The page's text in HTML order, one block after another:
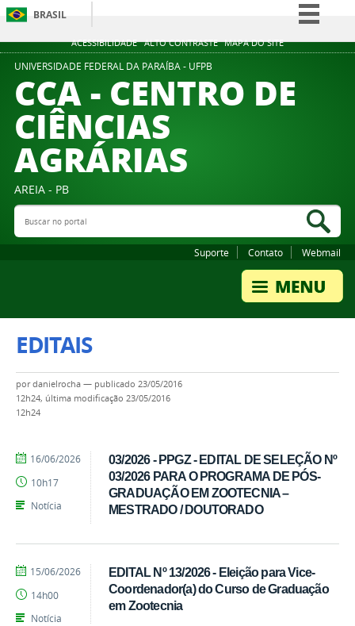
ACESSIBILIDADE ALTO CONTRASTE MAPA DO SITE
BRASIL
Simplifique!
Participe
UNIVERSIDADE FEDERAL DA PARAÍBA - UFPB
CCA - CENTRO DE
CIÊNCIAS
AGRÁRIAS
AREIA - PB
Buscar no portal
Suporte Contato Webmail
EDITAIS
pordanielrocha — publicado 23/05/2016
12h24, última modificação 23/05/2016
12h24
03/2026 - PPGZ - EDITAL DE SELEÇÃO Nº
03/2026 PARA O PROGRAMA DE PÓS-
GRADUAÇÃO EM ZOOTECNIA –
MESTRADO / DOUTORADO
por
Candido
publicado
16/06/2026
10h17
Notícia
EDITAL Nº 13/2026 - Eleição para Vice-
Coordenador(a) do Curso de Graduação
em Zootecnia
por
Candido
publicado
15/06/2026
14h00
Notícia